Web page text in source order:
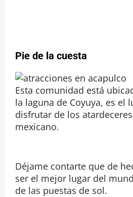
Pie de la cuesta
Esta comunidad está
la laguna de Coyuya, es el
disfrutar de los
mexicano.
Déjame contarte que de
ser el mejor lugar del
de las puestas de sol.